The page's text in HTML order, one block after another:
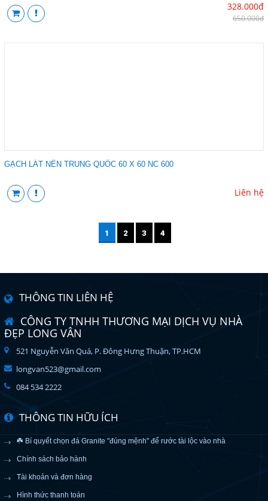
328.000đ
650.000đ
GẠCH LÁT NỀN TRUNG QUỐC 60 X 60 NC 600
Liên hệ
1 2 3 4
THÔNG TIN LIÊN HỆ
CÔNG TY TNHH THƯƠNG MẠI DỊCH VỤ NHÀ
ĐẸP LONG VÂN
521 Nguyễn Văn Quá, P. Đông Hưng Thuận, TP.HCM
longvan523@gmail.com
084 534 2222
THÔNG TIN HỮU ÍCH
☘️ Bí quyết chọn đá Granite "đúng mệnh" để rước tài lộc vào nhà
Chính sách bảo hành
Tài khoản và đơn hàng
Hình thức thanh toán